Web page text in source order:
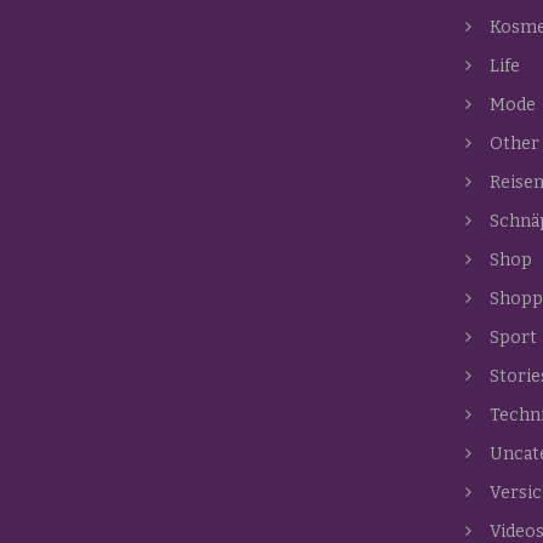
Life
Mode
Other
Shop
Sport